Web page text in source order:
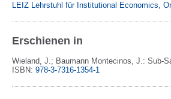
LEIZ Lehrstuhl für Institutional Economics,
Erschienen in
Wieland, J.; Baumann Montecinos, J.: Sub-
ISBN: 978-3-7316-1354-1